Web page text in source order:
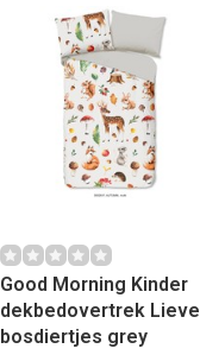
Good Morning Kinder
dekbedovertrek Lieve
bosdiertjes grey